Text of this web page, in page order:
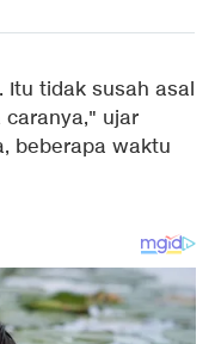
Itu tidak susah asal
ujar
beberapa waktu